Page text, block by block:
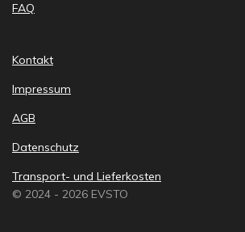
FAQ
Kontakt
Impressum
AGB
Datenschutz
Transport- und Lieferkosten
© 2024 - 2026 EVSTO